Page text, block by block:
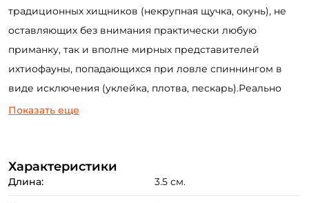
традиционных хищников (некрупная щучка, окунь), не
оставляющих без внимания практически любую
приманку, так и вполне мирных представителей
ихтиофауны, попадающихся при ловле спиннингом в
виде исключения (уклейка, плотва, пескарь).Реально
отличаясь по конфигурации от традиционных «minnow»
твичинге, так и при равномерной проводке, отличаясь
неповторимой «фирменной игрой».
Показать еще
Характеристики
Длина: 3.5 см.
Создать аккаунт